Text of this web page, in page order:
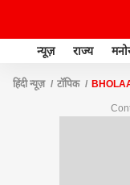
न्यूज़ राज्य
हिंदी न्यूज़ टॉपिक